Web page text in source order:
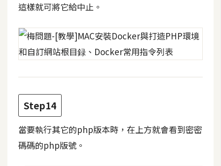
熱
門
文
章
站
導
覽
這樣就可將它給中止。
Step14
當要執行其它的php版本時，在上方就會看到密密
碼碼的php版號。